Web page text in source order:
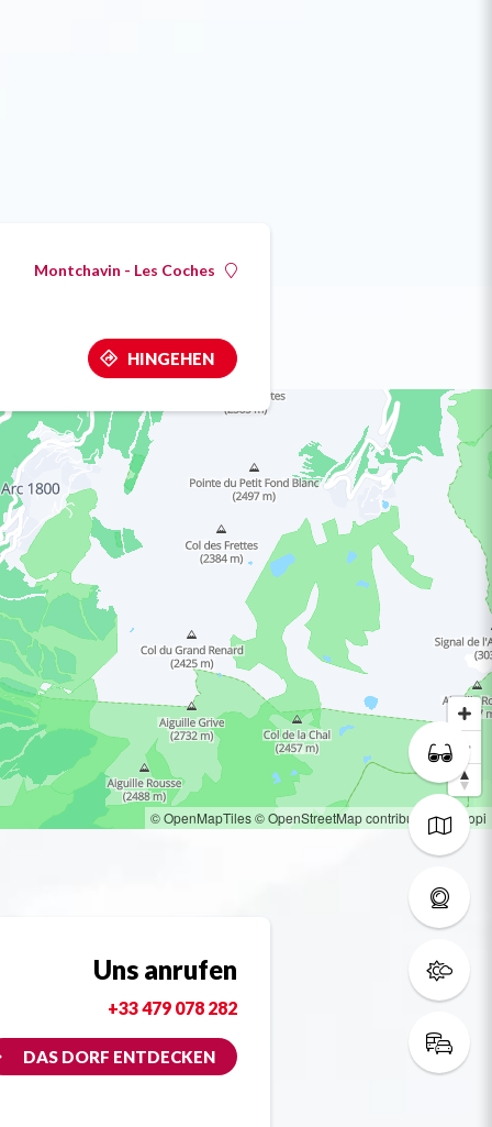
Montchavin - Les Coches
HINGEHEN
© OpenMapTiles© OpenStreetMap contributors© Loopi
Uns anrufen
+33 479 078 282
DAS DORF ENTDECKEN